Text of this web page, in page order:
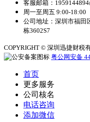
客服邮箱：
周一至周五 9:00-18:00
公司地址：深圳市福田
栋3602S7
COPYRIGHT © 深圳迅捷财税
粤公网安备
首页
更多服务
公司核名
电话咨询
添加微信